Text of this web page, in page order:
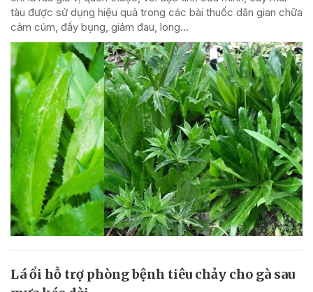
tàu được sử dụng hiệu quả trong các bài thuốc dân gian chữa
cảm cúm, đầy bụng, giảm đau, long...
Lá ổi hỗ trợ phòng bệnh tiêu chảy cho gà sau